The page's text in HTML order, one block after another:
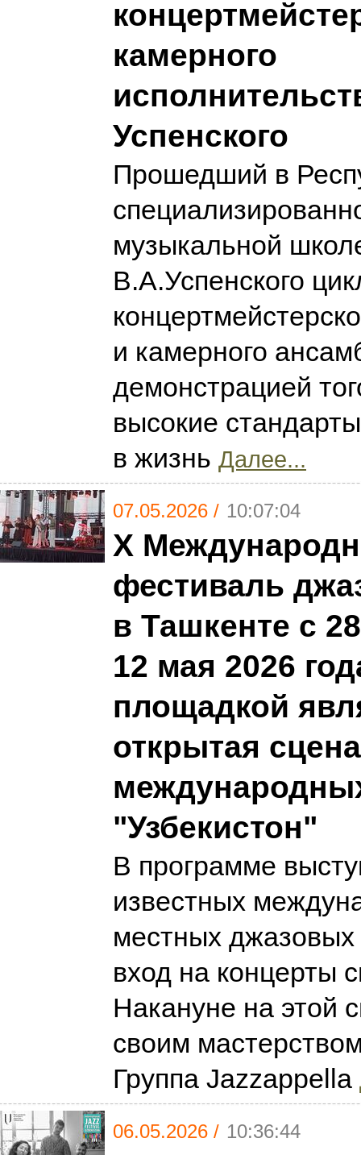
камерного
Успенского
Прошедший в
музыкальной
В.А.Успенского
и камерного
демонстрацией
высокие
в жизнь Далее...
07.05.2026 / 10:07:04
X
фестиваль
в Ташкенте с
12 мая 2026
площадкой
открытая
"Узбекистон"
В программе
известных
местных джазовых
вход на концерты
Накануне на этой
своим
Группа Jazzappella
06.05.2026 / 10:36:44